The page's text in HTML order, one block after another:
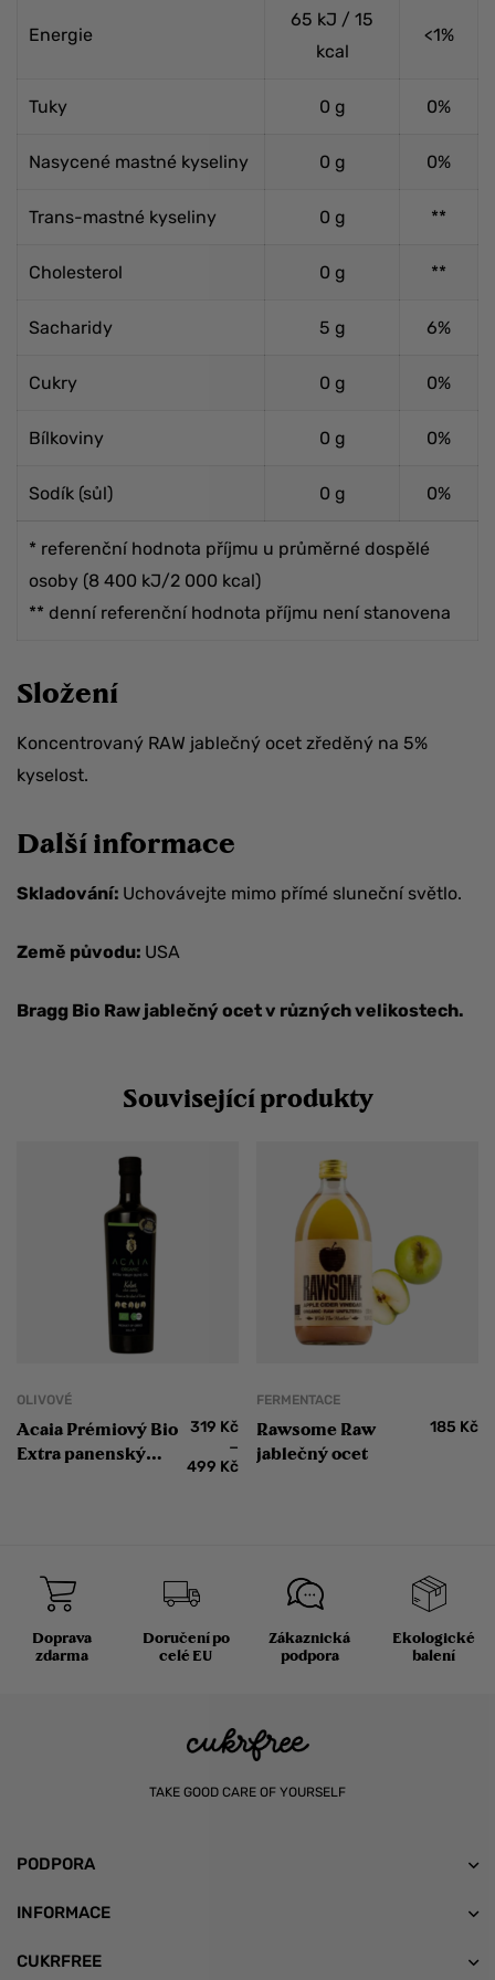
Energie
65 kJ / 15
kcal
<1%
Tuky 0 g 0%
Nasycené mastné kyseliny 0 g 0%
Trans-mastné kyseliny 0 g **
Cholesterol 0 g **
Sacharidy 5 g 6%
Cukry 0 g 0%
Bílkoviny 0 g 0%
Sodík (sůl) 0 g 0%
* referenční hodnota příjmu u průměrné dospělé
osoby (8 400 kJ/2 000 kcal)
** denní referenční hodnota příjmu není stanovena
Složení
Koncentrovaný RAW jablečný ocet zředěný na 5%
kyselost.
Další informace
Skladování: Uchovávejte mimo přímé sluneční světlo.
Země původu: USA
Bragg Bio Raw jablečný ocet v různých velikostech.
Související produkty
OLIVOVÉ
Acaia Prémiový Bio
Extra panenský
319 Kč
–
499 Kč
FERMENTACE
Rawsome Raw
jablečný ocet
185 Kč
Doprava
zdarma
Doručení po
celé EU
Zákaznická
podpora
Ekologické
balení
TAKE GOOD CARE OF YOURSELF
PODPORA
INFORMACE
CUKRFREE